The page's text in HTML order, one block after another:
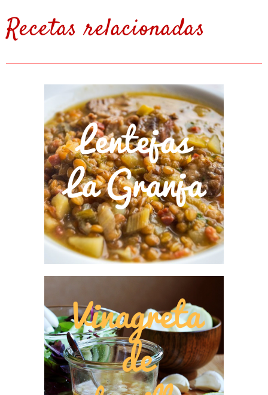
Recetas relacionadas